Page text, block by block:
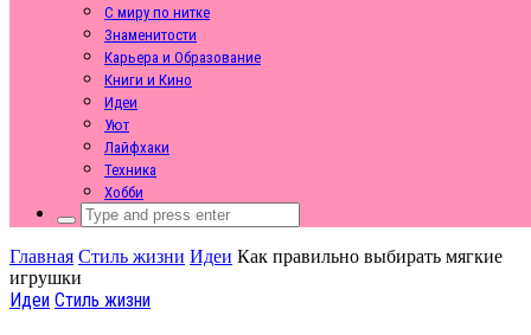
С миру по нитке
Знаменитости
Карьера и Образование
Книги и Кино
Идеи
Уют
Лайфхаки
Техника
Хобби
Search
for:
Главная Стиль жизни Идеи Как правильно выбирать мягкие
игрушки
Идеи Стиль жизни